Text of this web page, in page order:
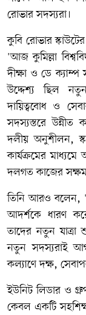
রোভার সদস্যরা।
কুবি রোভার
'আজ কুমিল্লা
দীক্ষা ও ডে
উদ্দেশ্য ছিল
দায়িত্ববোধ ও
সদস্যস্তরে উন্নীত
দলীয় অনুশীলন,
কার্যক্রমের
দলগত কাজের
তিনি আরও বলেন,
আদর্শকে ধারণ
তাদের নতুন
নতুন সদস্যরাই
কল্যাণে দক্ষ,
ইউনিট লিডার ও
কেবল একটি